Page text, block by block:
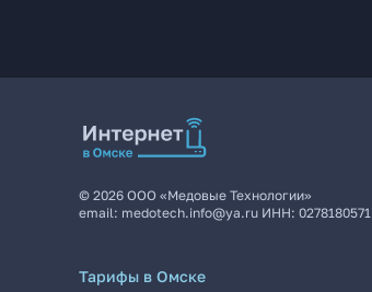
© 2026 ООО «Медовые Технологии»
email: medotech.info@ya.ru ИНН: 0278180571
Тарифы в Омске